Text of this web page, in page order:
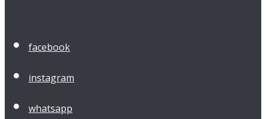
facebook
instagram
whatsapp